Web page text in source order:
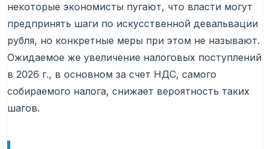
некоторые экономисты пугают, что власти могут
предпринять шаги по искусственной девальвации
рубля, но конкретные меры при этом не называют.
Ожидаемое же увеличение налоговых поступлений
в 2026 г., в основном за счет НДС, самого
собираемого налога, снижает вероятность таких
шагов.